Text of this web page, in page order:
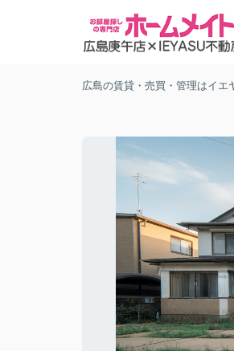
広島の賃貸・売買・管理はイエ